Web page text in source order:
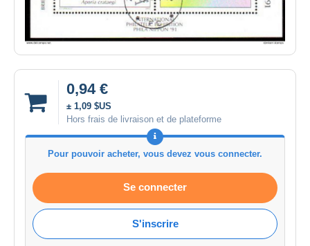
0,94 €
± 1,09 $US
Hors frais de livraison et de plateforme
Pour pouvoir acheter, vous devez vous connecter.
Se connecter
S'inscrire